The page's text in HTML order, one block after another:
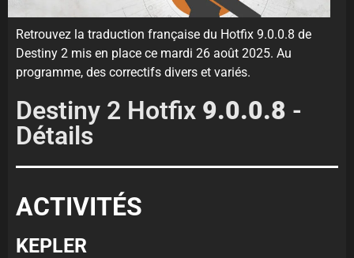
Retrouvez la traduction française du Hotfix 9.0.0.8 de
Destiny 2 mis en place ce mardi 26 août 2025. Au
programme, des correctifs divers et variés.
Destiny 2 Hotfix 9.0.0.8 -
Détails
ACTIVITÉS
KEPLER